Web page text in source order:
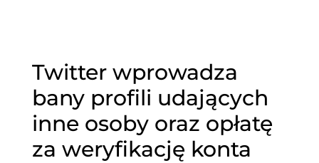
Twitter wprowadza
bany profili udających
inne osoby oraz opłatę
za weryfikację konta